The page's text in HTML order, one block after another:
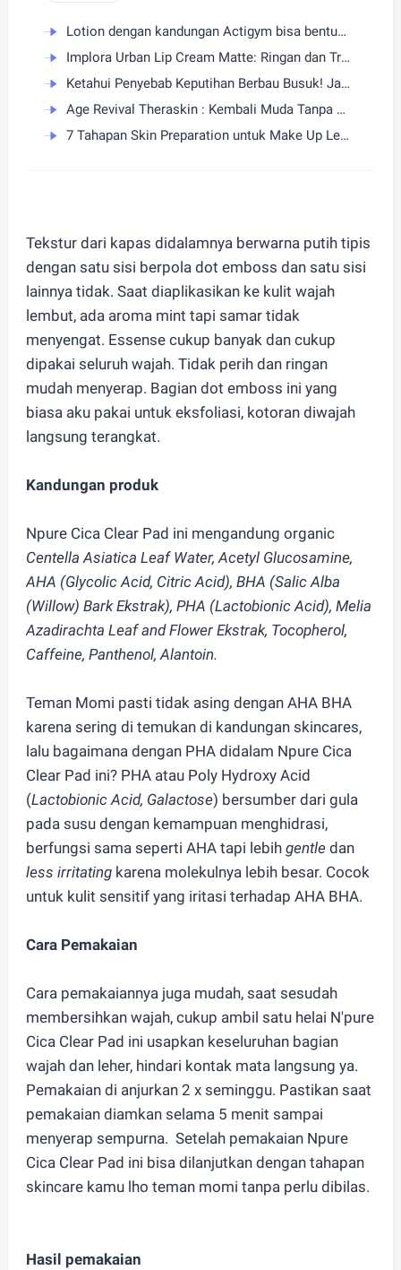
Lotion dengan kandungan Actigym bisa bentuk tubuh ideal! BC Skin by B Clinic kenalkan Actigym ke Indonesia
Implora Urban Lip Cream Matte: Ringan dan Transferproof
Ketahui Penyebab Keputihan Berbau Busuk! Jaga Miss-V Tetap Wangi!
Age Revival Theraskin : Kembali Muda Tanpa Ditunda
7 Tahapan Skin Preparation untuk Make Up Lebaran yang Flawless
Tekstur dari kapas didalamnya berwarna putih tipis
dengan satu sisi berpola dot emboss dan satu sisi
lainnya tidak. Saat diaplikasikan ke kulit wajah
lembut, ada aroma mint tapi samar tidak
menyengat. Essense cukup banyak dan cukup
dipakai seluruh wajah. Tidak perih dan ringan
mudah menyerap. Bagian dot emboss ini yang
biasa aku pakai untuk eksfoliasi, kotoran diwajah
langsung terangkat.
Kandungan produk
Npure Cica Clear Pad ini mengandung organic
Centella Asiatica Leaf Water, Acetyl Glucosamine,
AHA (Glycolic Acid, Citric Acid), BHA (Salic Alba
(Willow) Bark Ekstrak), PHA (Lactobionic Acid), Melia
Azadirachta Leaf and Flower Ekstrak, Tocopherol,
Caffeine, Panthenol, Alantoin.
Teman Momi pasti tidak asing dengan AHA BHA
karena sering di temukan di kandungan skincares,
lalu bagaimana dengan PHA didalam Npure Cica
Clear Pad ini? PHA atau Poly Hydroxy Acid
(Lactobionic Acid, Galactose) bersumber dari gula
pada susu dengan kemampuan menghidrasi,
berfungsi sama seperti AHA tapi lebih gentledan
less irritating karena molekulnya lebih besar. Cocok
untuk kulit sensitif yang iritasi terhadap AHA BHA.
Cara Pemakaian
Cara pemakaiannya juga mudah, saat sesudah
membersihkan wajah, cukup ambil satu helai N'pure
Cica Clear Pad ini usapkan keseluruhan bagian
wajah dan leher, hindari kontak mata langsung ya.
Pemakaian di anjurkan 2 x seminggu. Pastikan saat
pemakaian diamkan selama 5 menit sampai
menyerap sempurna. Setelah pemakaian Npure
Cica Clear Pad ini bisa dilanjutkan dengan tahapan
skincare kamu lho teman momi tanpa perlu dibilas.
Hasil pemakaian